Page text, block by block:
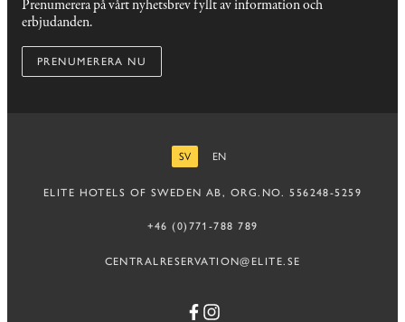
Prenumerera på vårt nyhetsbrev fyllt av information och
erbjudanden.
PRENUMERERA NU
SV
EN
ELITE HOTELS OF SWEDEN AB, ORG.NO. 556248-5259
+46 (0)771-788 789
CENTRALRESERVATION@ELITE.SE